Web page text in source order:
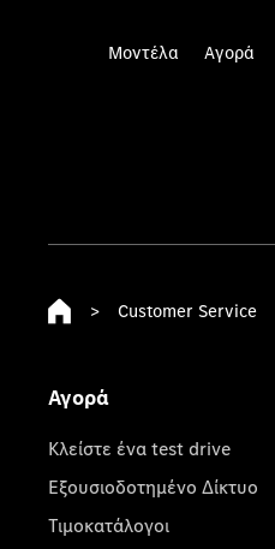
Μοντέλα Αγορά
> Customer Service
Αγορά
Κλείστε ένα test drive
Εξουσιοδοτημένο Δίκτυο
Τιμοκατάλογοι